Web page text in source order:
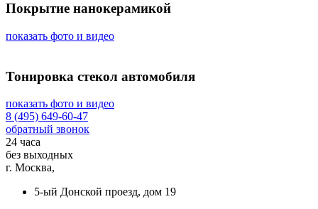
Покрытие нанокерамикой
показать фото и видео
Тонировка стекол автомобиля
показать фото и видео
8 (495) 649-60-47
обратный звонок
24 часа
без выходных
г. Москва,
5-ый Донской проезд, дом 19